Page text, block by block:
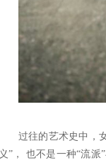
过往的艺术史中，
义”， 也不是一种“流